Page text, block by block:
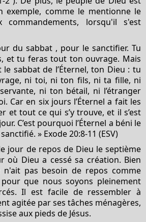
exemple, comme le mentionne le
commandements, lorsqu'il s'est
du sabbat , pour le sanctifier. Tu
et tu feras tout ton ouvrage. Mais
sabbat de l’Éternel, ton Dieu : tu
ni toi, ni ton fils, ni ta fille, ni
ni ton bétail, ni l’étranger
Car en six jours l’Éternel a fait les
et tout ce qui s’y trouve, et il s’est
C’est pourquoi l’Éternel a béni le
» Exode 20:8-11 (ESV)
jour de repos de Dieu le septième
où Dieu a cessé sa création. Bien
n'ait pas besoin de repos comme
que nous soyons pleinement
Il est facile de ressembler à
agitée par ses tâches ménagères,
aux pieds de Jésus.